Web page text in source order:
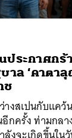
ระกาศกร้
าล ‘คาตา
ช
งสเปนกับแคว้
กครั้ง ท่ามกลา
LINE